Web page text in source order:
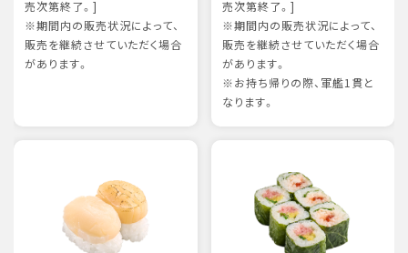
売次第終了。]
※期間内の販売状況によって、
販売を継続させていただく場合
があります。
売次第終了。]
※期間内の販売状況によって、
販売を継続させていただく場合
があります。
※お持ち帰りの際、軍艦1貫と
なります。